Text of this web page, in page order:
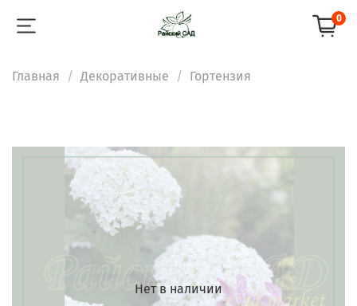
0
Главная Декоративные Гортензия
Нет в наличии